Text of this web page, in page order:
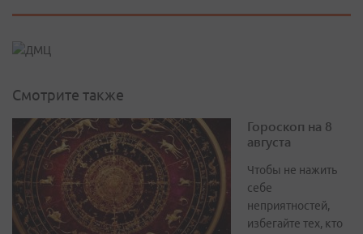
Смотрите также
Гороскоп на 8
августа
Чтобы не нажить
себе
неприятностей,
избегайте тех, кто